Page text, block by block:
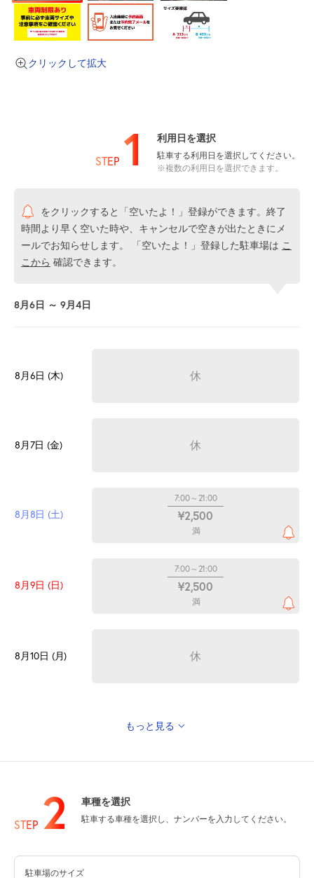
クリックして拡大
STEP 1 利用日を選択
駐車する利用日を選択してください。
※複数の利用日を選択できます。
をクリックすると「空いたよ！」登録ができます。終了
時間より早く空いた時や、キャンセルで空きが出たときにメ
ールでお知らせします。 「空いたよ！」登録した駐車場は こ
こから 確認できます。
8月6日 ～ 9月4日
8月6日 (木) 休
8月7日 (金) 休
8月8日 (土)
7:00～21:00
¥2,500
満
8月9日 (日)
7:00～21:00
¥2,500
満
8月10日 (月) 休
山の日
8月12日 (水) 休
もっと見る
STEP 2 車種を選択
駐車する車種を選択し、ナンバーを入力してください。
駐車場のサイズ